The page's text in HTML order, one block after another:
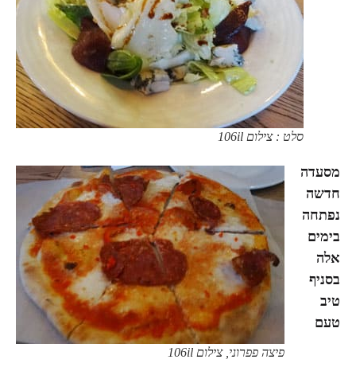
פיצה פפרוני, צילום 106il
סלט : צילום 106il
מסעדה
חדשה
נפתחה
בימים
אלה
בסניף
טיב
טעם